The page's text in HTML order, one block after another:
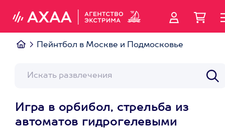
Пейнтбол в Москве и Подмосковье
Игра в орбибол, стрельба из
автоматов гидрогелевыми